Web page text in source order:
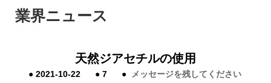
業界ニュース
天然ジアセチルの使用
●2021-10-22 ●7 ● メッセージを残してください